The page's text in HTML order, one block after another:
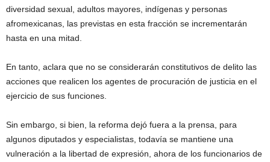
diversidad sexual, adultos mayores, indígenas y personas
afromexicanas, las previstas en esta fracción se incrementarán
hasta en una mitad.
En tanto, aclara que no se considerarán constitutivos de delito las
acciones que realicen los agentes de procuración de justicia en el
ejercicio de sus funciones.
Sin embargo, si bien, la reforma dejó fuera a la prensa, para
algunos diputados y especialistas, todavía se mantiene una
vulneración a la libertad de expresión, ahora de los funcionarios de